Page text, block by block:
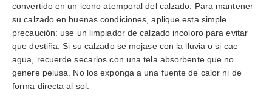
convertido en un icono atemporal del calzado. Para mantener
su calzado en buenas condiciones, aplique esta simple
precaución: use un limpiador de calzado incoloro para evitar
que destiña. Si su calzado se mojase con la lluvia o si cae
agua, recuerde secarlos con una tela absorbente que no
genere pelusa. No los exponga a una fuente de calor ni de
forma directa al sol.